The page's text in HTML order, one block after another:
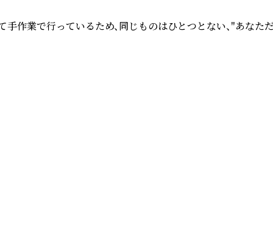
業で行っているため、同じものはひとつとない、"あな